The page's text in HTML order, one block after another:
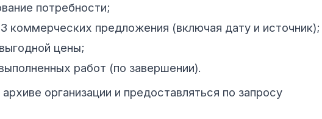
потребности;
коммерческих предложения (включая дату и источник);
цены;
работ (по завершении).
организации и предоставляться по запросу